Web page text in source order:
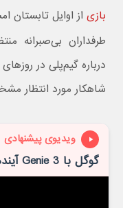
بازی از اوایل تابستان
طرفداران بی‌صبرانه
درباره گیم‌پلی در
شاهکار مورد انتظار
ویدیوی پیشنهادی
گوگل با Genie 3 آینده بازی‌سازی را به نمایش گذاشت